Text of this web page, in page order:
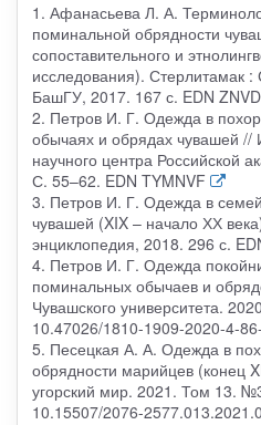
1. Афанасьева Л. А.
поминальной обрядности
сопоставительного и
исследования). Стерлитамак
БашГУ, 2017. 167 с. EDN
2. Петров И. Г. Одежда в
обычаях и обрядах чувашей //
научного центра Российской
С. 55–62. EDN TYMNVF
3. Петров И. Г. Одежда в
чувашей (XIX – начало ХХ
энциклопедия, 2018. 296 с.
4. Петров И. Г. Одежда
поминальных обычаев и
Чувашского университета.
10.47026/1810-1909-2020-4-
5. Песецкая А. А. Одежда в
обрядности марийцев (конец
угорский мир. 2021. Том 13.
10.15507/2076-